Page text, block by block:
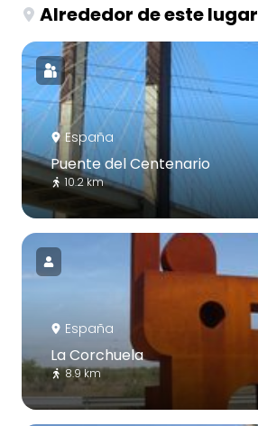
Alrededor de este lugar
España
Puente del Centenario
10.2 km
España
La Corchuela
8.9 km